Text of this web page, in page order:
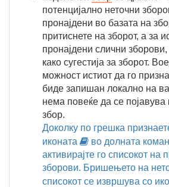
потенцијално неточни
пронајдени во базата на
притиснете на зборот, а за
пронајдени слични зборови,
како сугестија за зборот.
можност истиот да го
биде запишан локално на
нема повеќе да се појавува
збор.
Доколку по грешка
иконата  во долната
активирајте го списокот на
зборови. Бришењето на
списокот се извршува со